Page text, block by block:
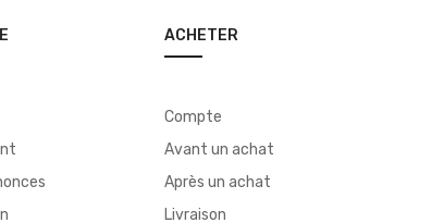
ACHETER
Compte
Avant un achat
Après un achat
Livraison